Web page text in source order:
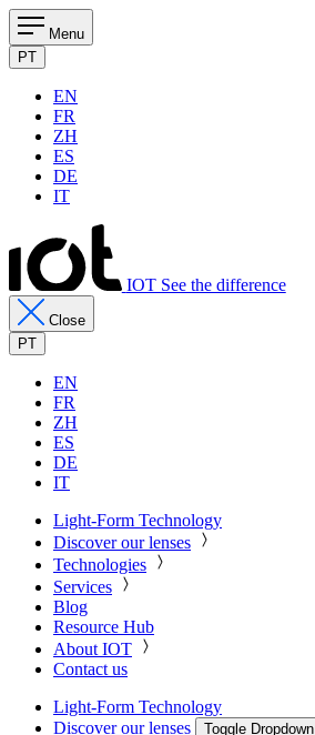
Menu
PT
EN
FR
ZH
ES
DE
IT
IOT See the difference
Close
PT
EN
FR
ZH
ES
DE
IT
Light-Form Technology
Discover our lenses
Technologies
Services
Blog
Resource Hub
About IOT
Contact us
Light-Form Technology
Discover our lenses
Toggle Dropdown